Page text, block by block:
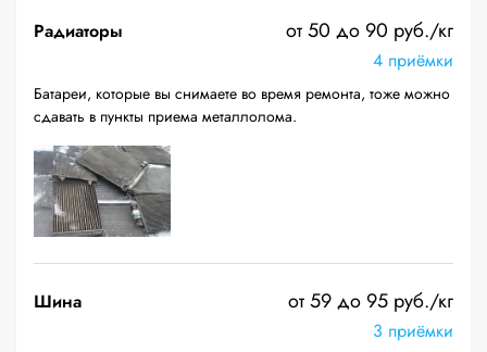
Радиаторы от 50 до 90 руб./кг
4 приёмки
Батареи, которые вы снимаете во время ремонта, тоже можно
сдавать в пункты приема металлолома.
Шина от 59 до 95 руб./кг
3 приёмки